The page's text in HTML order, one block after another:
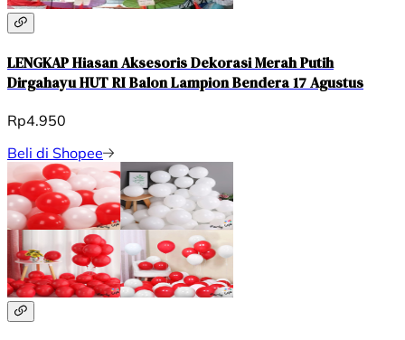
LENGKAP Hiasan Aksesoris Dekorasi Merah Putih
Dirgahayu HUT RI Balon Lampion Bendera 17 Agustus
Rp4.950
Beli di Shopee